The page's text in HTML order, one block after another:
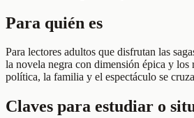
Para quién es
Para lectores adultos que disfrutan las
la novela negra con dimensión épica y los
política, la familia y el espectáculo se
Claves para estudiar o